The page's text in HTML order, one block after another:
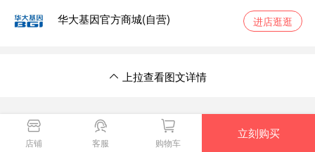
上拉返回商品详情
华大基因官方商城(自营) 进店逛逛
上拉查看图文详情
店铺 客服 购物车
立刻购买